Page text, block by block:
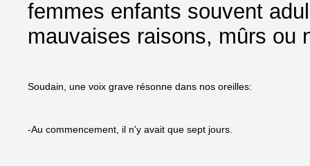
femmes enfants souvent
mauvaises raisons, mûrs ou
Soudain, une voix grave résonne dans nos oreilles:
-Au commencement, il n'y avait que sept jours.